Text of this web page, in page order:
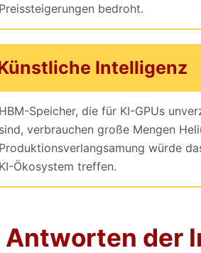
Preissteigerungen bedroht.
Intelligenz
HBM-Speicher, die für KI-GPUs
sind, verbrauchen große Mengen
Produktionsverlangsamung würde
KI-Ökosystem treffen.
Antworten der